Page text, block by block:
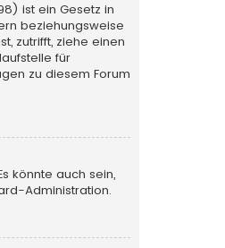
ist ein Gesetz in
beziehungsweise
zutrifft, ziehe einen
für
zu diesem Forum
könnte auch sein,
Administration.